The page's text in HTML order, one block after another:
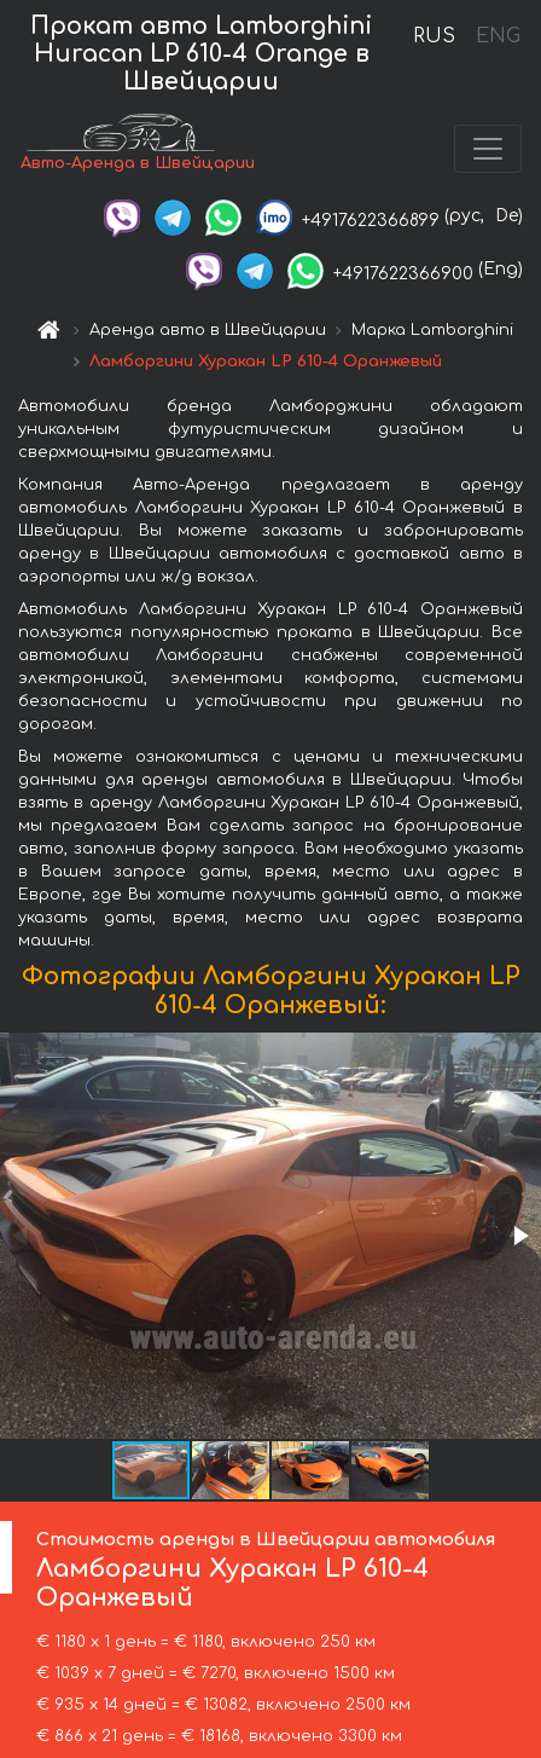
RUS ENG
Прокат авто Lamborghini
Huracan LP 610-4 Orange в
Швейцарии
Авто-Аренда в Швейцарии
+4917622366899 (рус, De)
+4917622366900 (Eng)
Аренда авто в Швейцарии
Марка Lamborghini
Ламборгини Хуракан LP 610-4 Оранжевый
Автомобили бренда Ламборджини обладают
уникальным футуристическим дизайном и
сверхмощными двигателями.
Компания Авто-Аренда предлагает в аренду
автомобиль Ламборгини Хуракан LP 610-4 Оранжевый в
Швейцарии. Вы можете заказать и забронировать
аренду в Швейцарии автомобиля с доставкой авто в
аэропорты или ж/д вокзал.
Автомобиль Ламборгини Хуракан LP 610-4 Оранжевый
пользуются популярностью проката в Швейцарии. Все
автомобили Ламборгини снабжены современной
электроникой, элементами комфорта, системами
безопасности и устойчивости при движении по
дорогам.
Вы можете ознакомиться с ценами и техническими
данными для аренды автомобиля в Швейцарии. Чтобы
взять в аренду Ламборгини Хуракан LP 610-4 Оранжевый,
мы предлагаем Вам сделать запрос на бронирование
авто, заполнив форму запроса. Вам необходимо указать
в Вашем запросе даты, время, место или адрес в
Европе, где Вы хотите получить данный авто, а также
указать даты, время, место или адрес возврата
машины.
Фотографии Ламборгини Хуракан LP
610-4 Оранжевый:
Стоимость аренды в Швейцарии автомобиля
Ламборгини Хуракан LP 610-4
Оранжевый
€ 1180 х 1 день = € 1180, включено 250 км
€ 1039 х 7 дней = € 7270, включено 1500 км
€ 935 х 14 дней = € 13082, включено 2500 км
€ 866 х 21 день = € 18168, включено 3300 км